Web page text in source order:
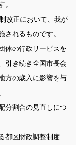
。
改正において、我が
されるものです。
体の行政サービスを
引き続き全国市長会
方の歳入に影響を与
分割合の見直しにつ
都区財政調整制度